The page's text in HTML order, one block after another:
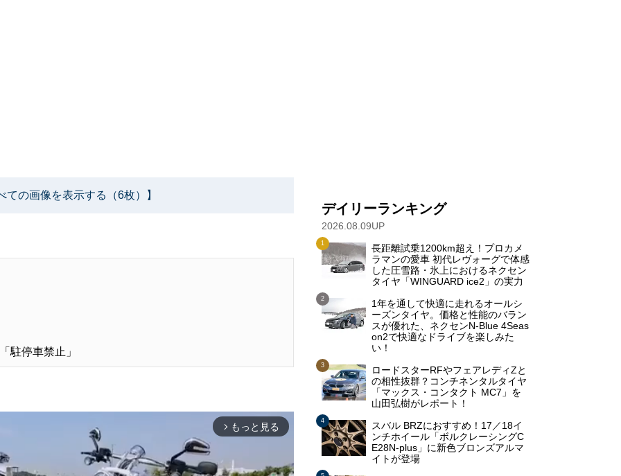
ての画像を表示する（6枚）】
駐停車禁止」
arrow_forward_ios もっと見る
デイリーランキング
2026.08.09UP
長距離試乗1200km超え！プロカメ
ラマンの愛車 初代レヴォーグで体感
した圧雪路・氷上におけるネクセン
タイヤ「WINGUARD ice2」の実力
1年を通して快適に走れるオールシ
ーズンタイヤ。価格と性能のバラン
スが優れた、ネクセンN-Blue 4Seas
on2で快適なドライブを楽しみた
い！
ロードスターRFやフェアレディZと
の相性抜群？コンチネンタルタイヤ
「マックス・コンタクト MC7」を
山田弘樹がレポート！
スバル BRZにおすすめ！17／18イ
ンチホイール「ボルクレーシングC
E28N-plus」に新色ブロンズアルマ
イトが登場